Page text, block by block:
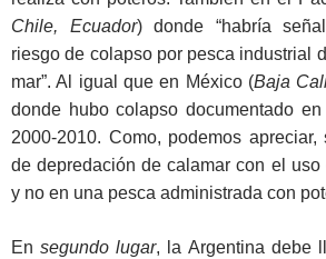
Chile, Ecuador) donde “habría
riesgo de colapso por pesca industrial
mar”. Al igual que en México (Baja
donde hubo colapso documentado
2000-2010. Como, podemos
de depredación de calamar con el uso
y no en una pesca administrada con
Ensegundo lugar, la Argentina debe